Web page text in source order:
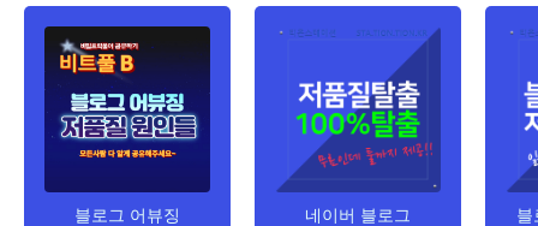
행
파
드
방
법
블로그 어뷰징
네이버 블로그
블